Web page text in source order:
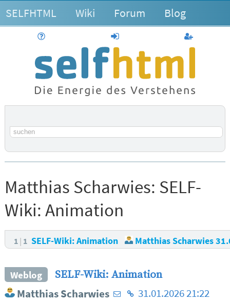
SELFHTML Wiki Forum Blog
anmelden
Suchbegriff
Matthias Scharwies: SELF-
Wiki: Animation
1 1 SELF-Wiki: Animation Matthias Scharwies
Weblog
SELF-Wiki: Animation
Matthias Scharwies E- Homepage
31.01.2026 21:22